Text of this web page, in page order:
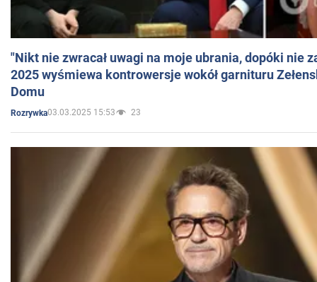
"Nikt nie zwracał uwagi na moje ubrania, dopóki nie
2025 wyśmiewa kontrowersje wokół garnituru
Domu
Rozrywka03.03.2025 15:53 23